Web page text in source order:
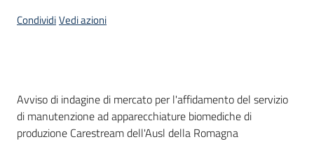
site
CondividiVedi azioni
Dati del bando
Avviso di indagine di mercato per l'affidamento del servizio
di manutenzione ad apparecchiature biomediche di
produzione Carestream dell'Ausl della Romagna